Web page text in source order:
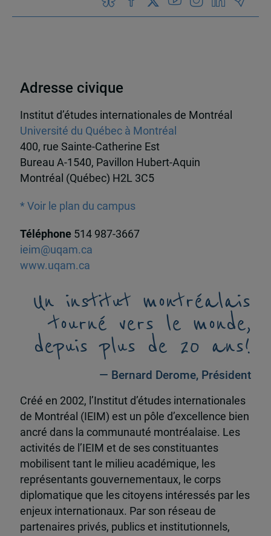
Adresse civique
Institut d’études internationales de Montréal
Université du Québec à Montréal
400, rue Sainte-Catherine Est
Bureau A-1540, Pavillon Hubert-Aquin
Montréal (Québec) H2L 3C5
* Voir le plan du campus
Téléphone 514 987-3667
ieim@uqam.ca
www.uqam.ca
Un institut montréalais
tourné vers le monde,
depuis plus de 20 ans!
— Bernard Derome, Président
Créé en 2002, l’Institut d’études internationales
de Montréal (IEIM) est un pôle d’excellence bien
ancré dans la communauté montréalaise. Les
activités de l’IEIM et de ses constituantes
mobilisent tant le milieu académique, les
représentants gouvernementaux, le corps
diplomatique que les citoyens intéressés par les
enjeux internationaux. Par son réseau de
partenaires privés, publics et institutionnels,